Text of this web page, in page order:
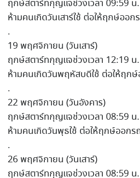
ฤกษ์สตาร์ทกุญแจช่วงเวลา 09:59
ห้ามคนเกิดวันเสาร์ใช้ ต่อให้ฤกษ์ออก
.
19 พฤศจิกายน (วันเสาร์)
ฤกษ์สตาร์ทกุญแจช่วงเวลา 12:19
ห้ามคนเกิดวันพฤหัสบดีใช้ ต่อให้ฤกษ์
.
22 พฤศจิกายน (วันอังคาร)
ฤกษ์สตาร์ทกุญแจช่วงเวลา 08:59
ห้ามคนเกิดวันพุธใช้ ต่อให้ฤกษ์ออกร
.
26 พฤศจิกายน (วันเสาร์)
ฤกษ์สตาร์ทกุญแจช่วงเวลา 08:59